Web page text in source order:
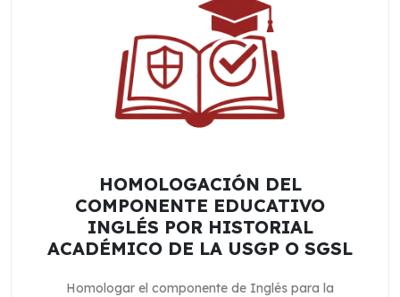
HOMOLOGACIÓN DEL
COMPONENTE EDUCATIVO
INGLÉS POR HISTORIAL
ACADÉMICO DE LA USGP O SGSL
Homologar el componente de Inglés para la